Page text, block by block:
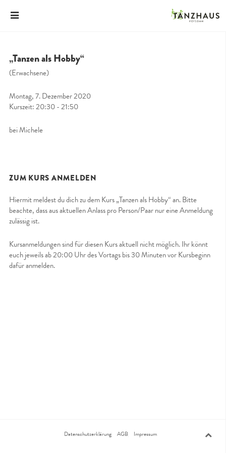
„Tanzen als Hobby“
(Erwachsene)
Montag, 7. Dezember 2020
Kurszeit: 20:30 - 21:50
bei Michele
ZUM KURS ANMELDEN
Hiermit meldest du dich zu dem Kurs „Tanzen als Hobby“ an. Bitte
beachte, dass aus aktuellen Anlass pro Person/Paar nur eine Anmeldung
zulässig ist.
Kursanmeldungen sind für diesen Kurs aktuell nicht möglich. Ihr könnt
euch jeweils ab 20:00 Uhr des Vortags bis 30 Minuten vor Kursbeginn
dafür anmelden.
Datenschutzerklärung AGB Impressum